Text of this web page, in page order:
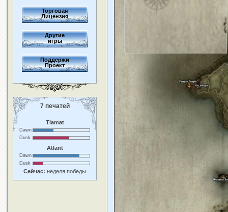
Торговая
Лицензия
Другие
игры
Поддержи
Проект
7 печатей
Tiamat
Dawn
Dusk
Atlant
Dawn
Dusk
Сейчас: неделя победы